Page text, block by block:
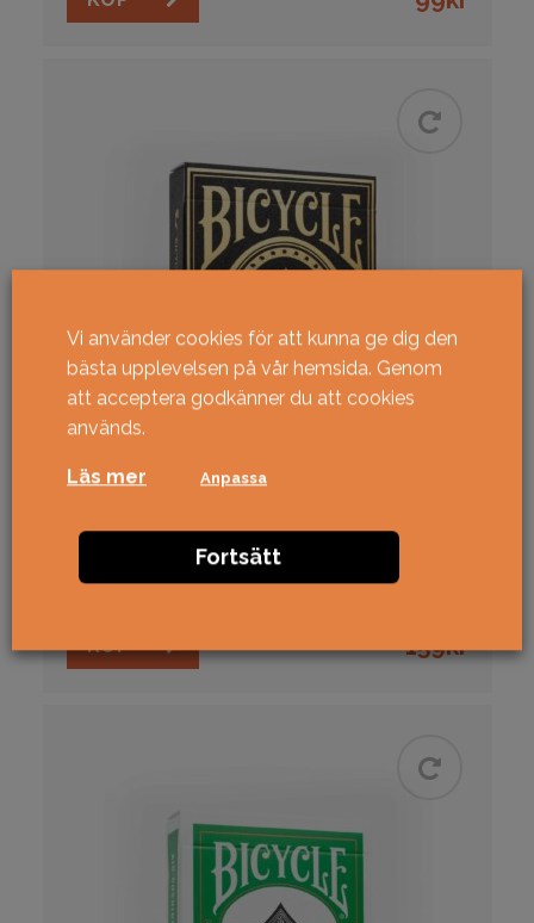
Bicycle Majestic
Special, lyx & limited Bicycle Elite USPCC
KÖP 159kr
Vi använder cookies för att kunna ge dig den
bästa upplevelsen på vår hemsida. Genom
att acceptera godkänner du att cookies
används.
Läs mer Anpassa
Fortsätt